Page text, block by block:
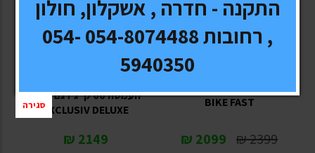
FABBRI
מנשא אופניים 3 זוגות לוו
BIKE FAST
2399 ₪
2099 ₪
FABBRI
העמסה 60 ק"ג דגם BICI
EXCLUSIV DELUXE
2149 ₪
התקנה - חדרה , אשקלון, חולון
, רחובות 054-8074488 054-
5940350
סגירה